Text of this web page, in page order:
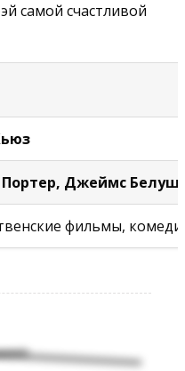
самой счастливой
Портер, Джеймс
фильмы,